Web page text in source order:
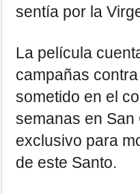
sentía por la
La película
campañas
sometido en el
semanas en
exclusivo para
de este Santo.